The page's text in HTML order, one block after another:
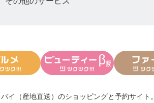
イ（産地直送） のショッピングと予約サイト。